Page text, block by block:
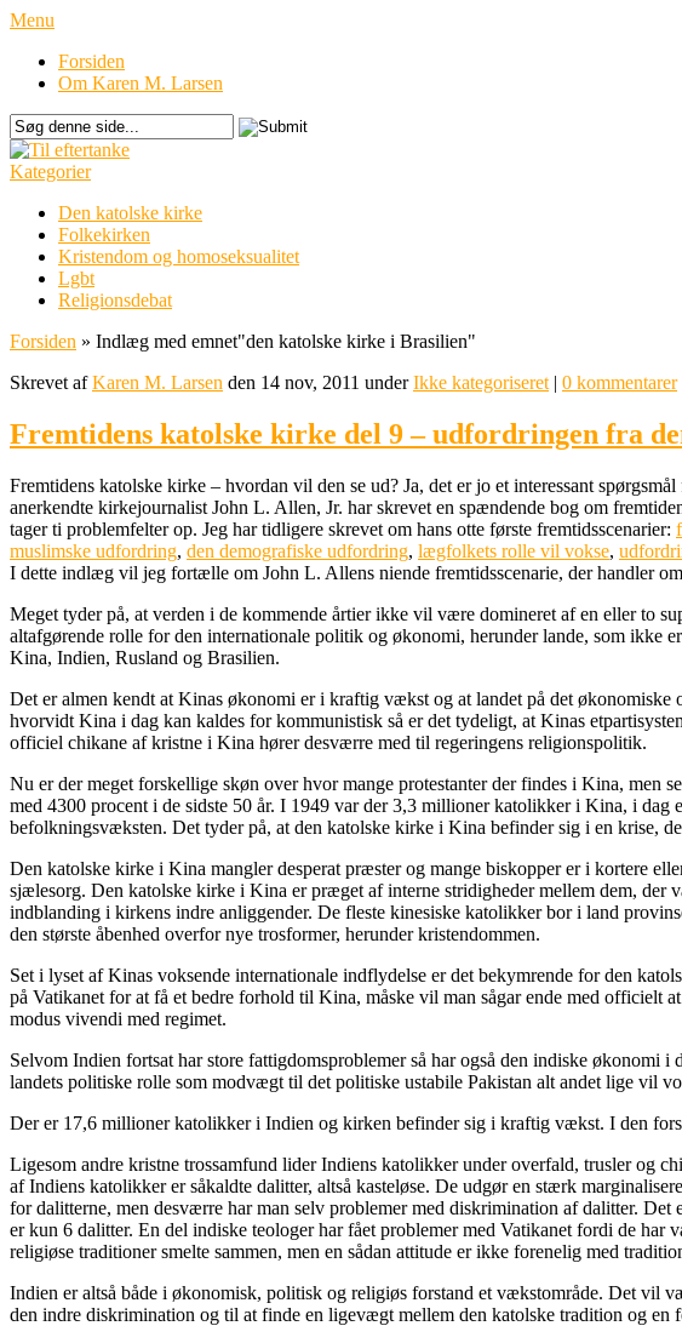
Menu
Forsiden
Om Karen M. Larsen
Kategorier
Den katolske kirke
Folkekirken
Kristendom og homoseksualitet
Lgbt
Religionsdebat
Forsiden » Indlæg med emnet"den katolske kirke i Brasilien"
Skrevet afKaren M. Larsen den 14 nov, 2011 underIkke kategoriseret | 0 kommentarer
Fremtidens katolske kirke del 9 – udfordringen fra
Fremtidens katolske kirke – hvordan vil den se ud? Ja, det er jo et interessant
anerkendte kirkejournalist John L. Allen, Jr. har skrevet en spændende bog om
tager ti problemfelter op. Jeg har tidligere skrevet om hans otte første fremtidsscenarier:
muslimske udfordring, den demografiske udfordring, lægfolkets rolle vil vokse,
I dette indlæg vil jeg fortælle om John L. Allens niende fremtidsscenarie, der handler
Meget tyder på, at verden i de kommende årtier ikke vil være domineret af en eller to
altafgørende rolle for den internationale politik og økonomi, herunder lande, som ikke
Kina, Indien, Rusland og Brasilien.
Det er almen kendt at Kinas økonomi er i kraftig vækst og at landet på det
hvorvidt Kina i dag kan kaldes for kommunistisk så er det tydeligt, at Kinas
officiel chikane af kristne i Kina hører desværre med til regeringens religionspolitik.
Nu er der meget forskellige skøn over hvor mange protestanter der findes i Kina, men
med 4300 procent i de sidste 50 år. I 1949 var der 3,3 millioner katolikker i Kina, i
befolkningsvæksten. Det tyder på, at den katolske kirke i Kina befinder sig i en krise,
Den katolske kirke i Kina mangler desperat præster og mange biskopper er i kortere
sjælesorg. Den katolske kirke i Kina er præget af interne stridigheder mellem dem, der
indblanding i kirkens indre anliggender. De fleste kinesiske katolikker bor i land
den største åbenhed overfor nye trosformer, herunder kristendommen.
Set i lyset af Kinas voksende internationale indflydelse er det bekymrende for den
på Vatikanet for at få et bedre forhold til Kina, måske vil man sågar ende med officielt
modus vivendi med regimet.
Selvom Indien fortsat har store fattigdomsproblemer så har også den indiske
landets politiske rolle som modvægt til det politiske ustabile Pakistan alt andet lige vil
Der er 17,6 millioner katolikker i Indien og kirken befinder sig i kraftig vækst. I den
Ligesom andre kristne trossamfund lider Indiens katolikker under overfald, trusler og
af Indiens katolikker er såkaldte dalitter, altså kasteløse. De udgør en stærk
for dalitterne, men desværre har man selv problemer med diskrimination af dalitter.
er kun 6 dalitter. En del indiske teologer har fået problemer med Vatikanet fordi de
religiøse traditioner smelte sammen, men en sådan attitude er ikke forenelig med
Indien er altså både i økonomisk, politisk og religiøs forstand et vækstområde. Det vil
den indre diskrimination og til at finde en ligevægt mellem den katolske tradition og en